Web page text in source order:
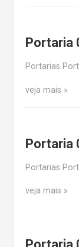
Portaria
Portarias
veja mais
Portaria
Portarias
veja mais